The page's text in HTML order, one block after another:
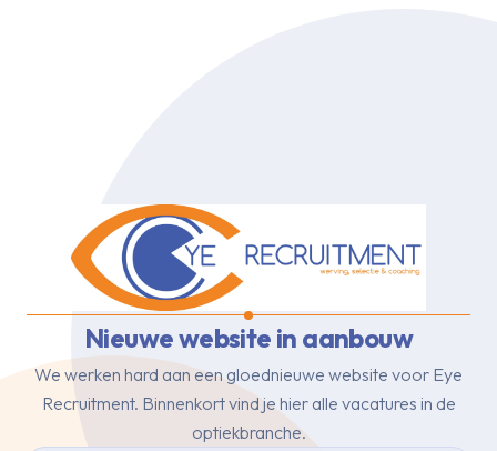
Nieuwe website in aanbouw
We werken hard aan een gloednieuwe website voor Eye
Recruitment. Binnenkort vind je hier alle vacatures in de
optiekbranche.